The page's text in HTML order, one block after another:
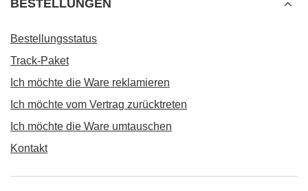
BESTELLUNGEN
Bestellungsstatus
Track-Paket
Ich möchte die Ware reklamieren
Ich möchte vom Vertrag zurücktreten
Ich möchte die Ware umtauschen
Kontakt